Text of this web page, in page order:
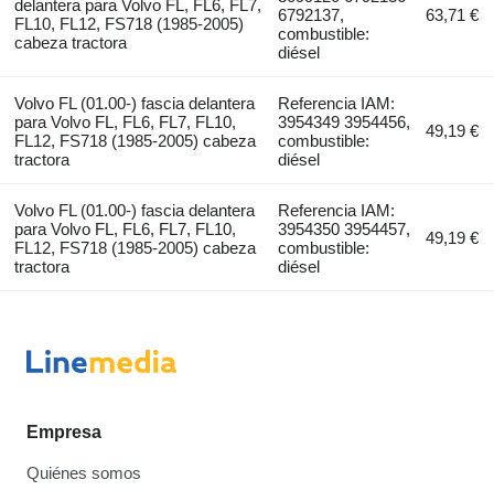
delantera para Volvo FL, FL6, FL7,
FL10, FL12, FS718 (1985-2005)
cabeza tractora
6792137,
combustible:
diésel
63,71 €
Volvo FL (01.00-) fascia delantera
para Volvo FL, FL6, FL7, FL10,
FL12, FS718 (1985-2005) cabeza
tractora
Referencia IAM:
3954349 3954456,
combustible:
diésel
49,19 €
Volvo FL (01.00-) fascia delantera
para Volvo FL, FL6, FL7, FL10,
FL12, FS718 (1985-2005) cabeza
tractora
Referencia IAM:
3954350 3954457,
combustible:
diésel
49,19 €
Empresa
Quiénes somos